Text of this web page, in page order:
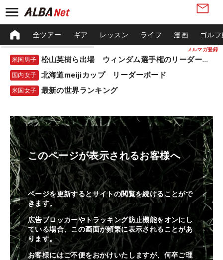
メルマガ登録
全ツアー ギア レッスン ライフ 漫画 ゴル
米国男子 松山英樹ら出場 ウィンダム選手権のリーダーボード
国内女子 北海道meijiカップ リーダーボード
米国女子 最新の世界ランキング
このページが表示されるお客様へ
ページを更新するとサイトの閲覧を続けることがで
きます。
広告ブロッカーやトラッキング防止機能をオンにし
ている場合、この画面が頻繁に表示されることがあ
ります。
お客様にはご不便をおかけいたしますが、何卒ご理